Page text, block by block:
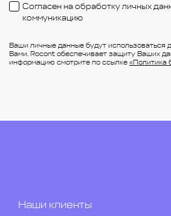
Согласен на обработку личных
коммуникацию
Ваши личные данные будут использоваться
Вами. Rocont обеспечивает защиту Ваших
информацию смотрите по ссылке«Политика
Наши клиенты